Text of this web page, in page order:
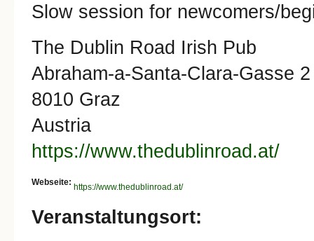
Slow session for newcomers/
The Dublin Road Irish Pub
Abraham-a-Santa-Clara-Gasse 2
8010 Graz
Austria
https://www.thedublinroad.at/
Webseite:
https://www.thedublinroad.at/
Veranstaltungsort: